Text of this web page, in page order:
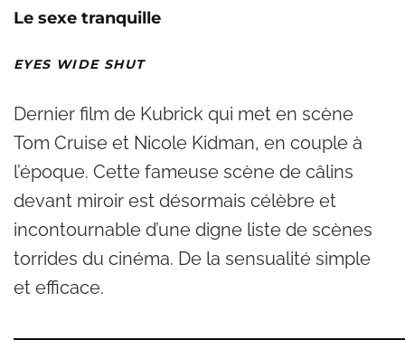
Le sexe tranquille
EYES WIDE SHUT
Dernier film de Kubrick qui met en scène
Tom Cruise et Nicole Kidman, en couple à
l’époque. Cette fameuse scène de câlins
devant miroir est désormais célèbre et
incontournable d’une digne liste de scènes
torrides du cinéma. De la sensualité simple
et efficace.